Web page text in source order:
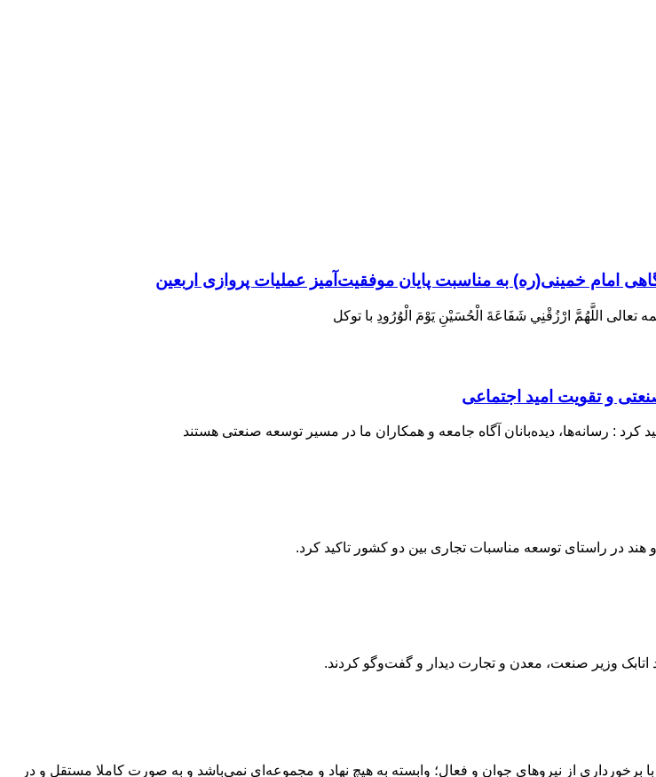
اللَّهُمَّ ارْزُقْنِي شَفَاعَةَ الْحُسَيْنِ يَوْمَ الْوُرُودِ با توکل
و تقویت امید اجتماعی
: رسانه‌ها، دیده‌بانان آگاه جامعه و همکاران ما در مسیر توسعه صنعتی هستند
در راستای توسعه مناسبات تجاری بین دو کشور تاکید کرد.
از نیروهای جوان و فعال؛ وابسته به هیچ نهاد و مجموعه‌ای نمی‌‌باشد و به صورت کاملا مستقل و در